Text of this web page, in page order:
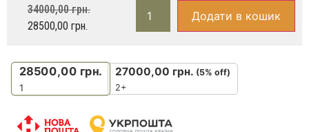
34000,00грн.
28500,00 грн.
Додати в кошик
28500,00 грн.
1
27000,00 грн. (5% off)
2+